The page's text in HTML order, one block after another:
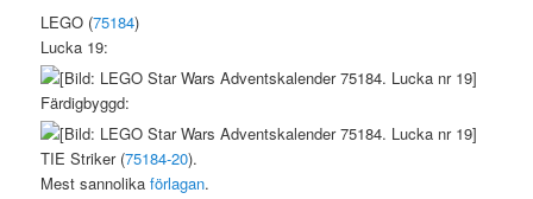
LEGO (75184)
Lucka 19:
Färdigbyggd:
TIE Striker (75184-20).
Mest sannolikaförlagan.